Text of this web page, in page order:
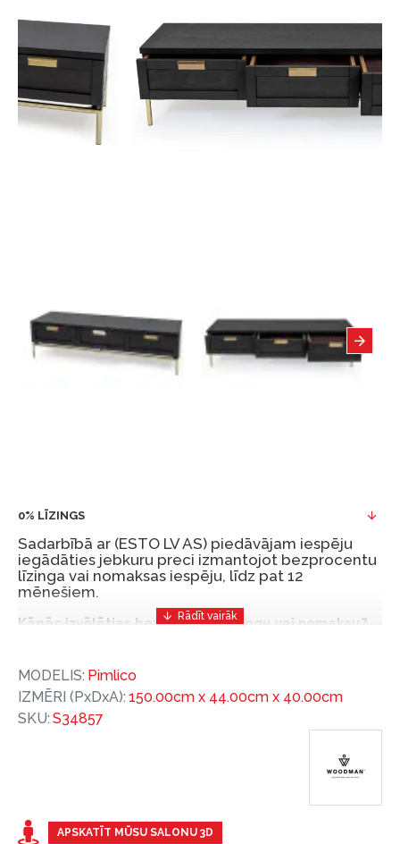
0% LĪZINGS
Sadarbībā ar (ESTO LV AS) piedāvājam iespēju
iegādāties jebkuru preci izmantojot bezprocentu
līzinga vai nomaksas iespēju, līdz pat 12
mēnešiem.
Kāpēc izvēlēties bezprocentu līzingu vai nomaksu?
un izdevīgs finansēšanas risinājums, lai iegādātos
vajadzīgās preces tulīt, bet par tām norēķinoties
vēlāk.
Ar ESTO iegūstiet bezprocentu līzinga vai nomaksas
priekšrocības bez pirmās iemaksas un ar nomaksas
Piemērs: Preces cena 300 €, termiņš: 12 mēneši,
APSKATĪT MŪSU SALONU 3D
MODELIS: Pimlico
IZMĒRI (PxDxA): 150.00cm x 44.00cm x 40.00cm
SKU: S34857